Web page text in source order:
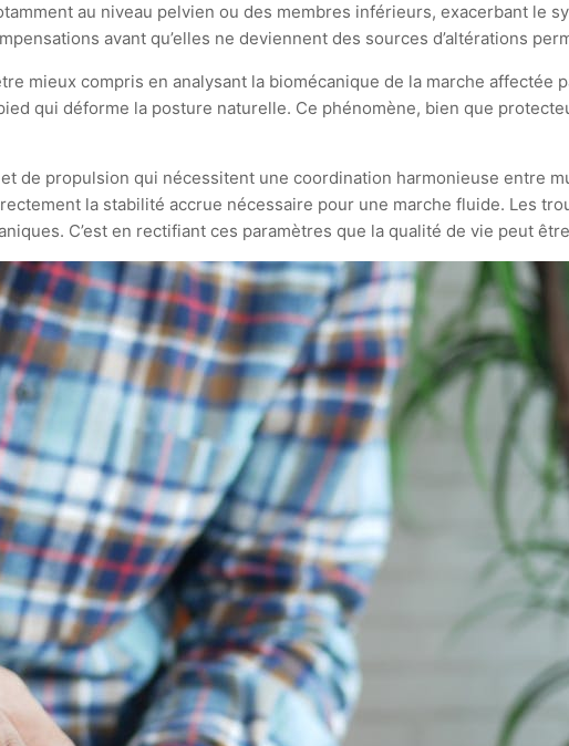
au niveau pelvien ou des membres inférieurs, exacerbant le
avant qu’elles ne deviennent des sources d’altérations
mieux compris en analysant la biomécanique de la marche affectée
qui déforme la posture naturelle. Ce phénomène, bien que
de propulsion qui nécessitent une coordination harmonieuse entre
la stabilité accrue nécessaire pour une marche fluide. Les
C’est en rectifiant ces paramètres que la qualité de vie peut